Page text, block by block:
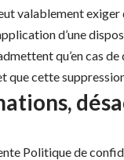
valablement
d’une
qu’en cas
que cette
Politique de